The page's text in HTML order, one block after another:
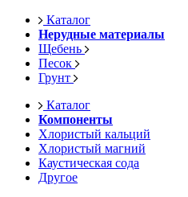
Каталог
Нерудные материалы
Щебень
Песок
Грунт
Каталог
Компоненты
Хлористый кальций
Хлористый магний
Каустическая сода
Другое